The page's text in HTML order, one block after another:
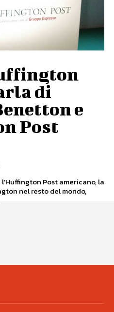
di
e
Post
Post americano, la
nel resto del mondo,